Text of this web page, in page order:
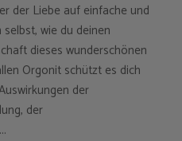
der Liebe auf einfache und
wie du deinen
dieses wunderschönen
Orgonit schützt es dich
der
der